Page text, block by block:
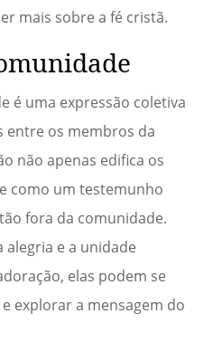
mais sobre a fé cristã.
é uma expressão coletiva
entre os membros da
não apenas edifica os
como um testemunho
fora da comunidade.
alegria e a unidade
elas podem se
explorar a mensagem do